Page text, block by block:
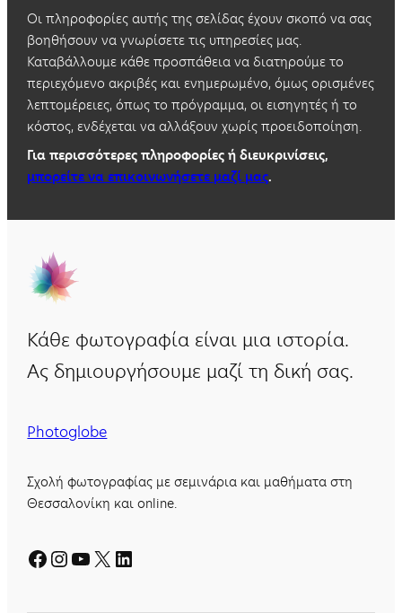
Οι πληροφορίες αυτής της σελίδας έχουν σκοπό να σας
βοηθήσουν να γνωρίσετε τις υπηρεσίες μας.
Καταβάλλουμε κάθε προσπάθεια να διατηρούμε το
περιεχόμενο ακριβές και ενημερωμένο, όμως ορισμένες
λεπτομέρειες, όπως το πρόγραμμα, οι εισηγητές ή το
κόστος, ενδέχεται να αλλάξουν χωρίς προειδοποίηση.
Για περισσότερες πληροφορίες ή διευκρινίσεις,
μπορείτε να επικοινωνήσετε μαζί μας.
Κάθε φωτογραφία είναι μια ιστορία.
Ας δημιουργήσουμε μαζί τη δική σας.
Photoglobe
Σχολή φωτογραφίας με σεμινάρια και μαθήματα στη
Θεσσαλονίκη και online.
Facebook
Instagram
YouTube
X Linkedin